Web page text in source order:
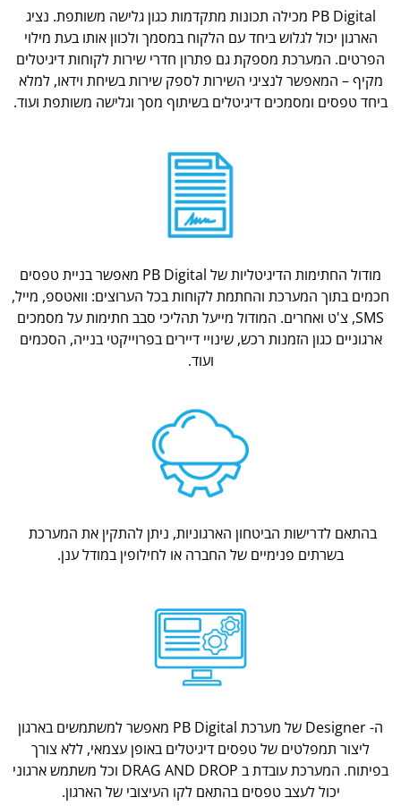
PB Digital מכילה תכונות מתקדמות כגון גלישה משותפת. נציג
הארגון יכול לגלוש ביחד עם הלקוח במסמך ולכוון אותו בעת מילוי
הפרטים. המערכת מספקת גם פתרון חדרי שירות לקוחות דיגיטלים
מקיף – המאפשר לנציגי השירות לספק שירות בשיחת וידאו, למלא
ביחד טפסים ומסמכים דיגיטלים בשיתוף מסך וגלישה משותפת ועוד.
מודול החתימות הדיגיטליות של PB Digital מאפשר בניית טפסים
חכמים בתוך המערכת והחתמת לקוחות בכל הערוצים: וואטספ, מייל,
SMS, צ'ט ואחרים. המודול מייעל תהליכי סבב חתימות על מסמכים
ארגוניים כגון הזמנות רכש, שינויי דיירים בפרוייקטי בנייה, הסכמים
ועוד.
בהתאם לדרישות הביטחון הארגוניות, ניתן להתקין את המערכת
בשרתים פנימיים של החברה או לחילופין במודל ענן.
ה- Designer של מערכת PB Digital מאפשר למשתמשים בארגון
ליצור תמפלטים של טפסים דיגיטלים באופן עצמאי, ללא צורך
בפיתוח. המערכת עובדת ב DRAG AND DROP וכל משתמש ארגוני
יכול לעצב טפסים בהתאם לקו העיצובי של הארגון.